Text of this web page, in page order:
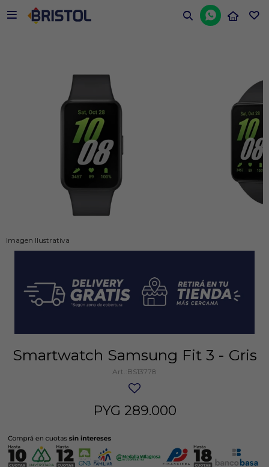


Imagen Ilustrativa
Smartwatch Samsung Fit 3 - Gris
BS13778
PYG 289.000